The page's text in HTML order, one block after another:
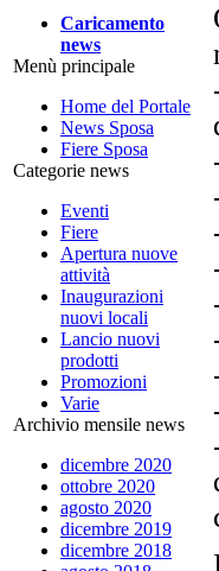
Caricamento
news
Menù principale
Home del Portale
News Sposa
Fiere Sposa
Categorie news
Eventi
Fiere
Apertura nuove
attività
Inaugurazioni
nuovi locali
Lancio nuovi
prodotti
Promozioni
Varie
Archivio mensile news
dicembre 2020
ottobre 2020
agosto 2020
dicembre 2019
dicembre 2018